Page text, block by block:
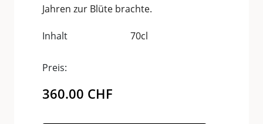
Jahren zur Blüte brachte.
Inhalt 70cl
Preis:
360.00 CHF